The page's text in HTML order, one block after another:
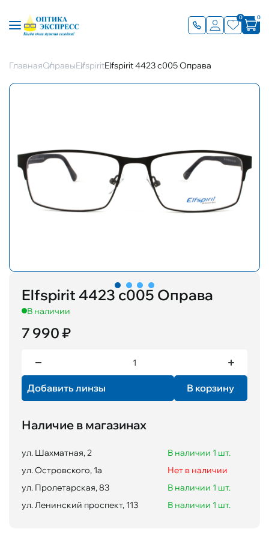
0 0
ГлавнаяОправыElfspiritElfspirit 4423 c005 Оправа
Elfspirit 4423 c005 Оправа
В наличии
7 990 ₽
Добавить линзы В корзину
Наличие в магазинах
ул. Шахматная, 2
В наличии 1 шт.
ул. Островского, 1а
Нет в наличии
ул. Пролетарская, 83
В наличии 1 шт.
ул. Ленинский проспект, 113
В наличии 1 шт.